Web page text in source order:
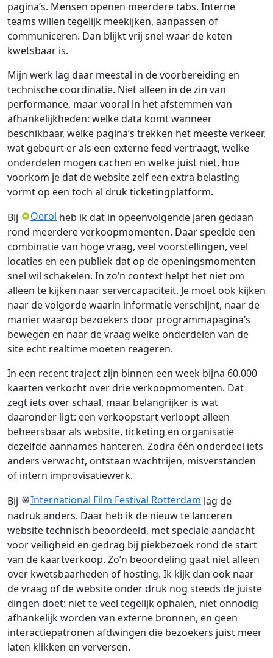
pagina’s. Mensen openen meerdere tabs. Interne
teams willen tegelijk meekijken, aanpassen of
communiceren. Dan blijkt vrij snel waar de keten
kwetsbaar is.
Mijn werk lag daar meestal in de voorbereiding en
technische coördinatie. Niet alleen in de zin van
performance, maar vooral in het afstemmen van
afhankelijkheden: welke data komt wanneer
beschikbaar, welke pagina’s trekken het meeste verkeer,
wat gebeurt er als een externe feed vertraagt, welke
onderdelen mogen cachen en welke juist niet, hoe
voorkom je dat de website zelf een extra belasting
vormt op een toch al druk ticketingplatform.
Bij
Oerol heb ik dat in opeenvolgende jaren gedaan
rond meerdere verkoopmomenten. Daar speelde een
combinatie van hoge vraag, veel voorstellingen, veel
locaties en een publiek dat op de openingsmomenten
snel wil schakelen. In zo’n context helpt het niet om
alleen te kijken naar servercapaciteit. Je moet ook kijken
naar de volgorde waarin informatie verschijnt, naar de
manier waarop bezoekers door programmapagina’s
bewegen en naar de vraag welke onderdelen van de
site echt realtime moeten reageren.
In een recent traject zijn binnen een week bijna 60.000
kaarten verkocht over drie verkoopmomenten. Dat
zegt iets over schaal, maar belangrijker is wat
daaronder ligt: een verkoopstart verloopt alleen
beheersbaar als website, ticketing en organisatie
dezelfde aannames hanteren. Zodra één onderdeel iets
anders verwacht, ontstaan wachtrijen, misverstanden
of intern improvisatiewerk.
Bij
International Film Festival Rotterdam lag de
nadruk anders. Daar heb ik de nieuw te lanceren
website technisch beoordeeld, met speciale aandacht
voor veiligheid en gedrag bij piekbezoek rond de start
van de kaartverkoop. Zo’n beoordeling gaat niet alleen
over kwetsbaarheden of hosting. Ik kijk dan ook naar
de vraag of de website onder druk nog steeds de juiste
dingen doet: niet te veel tegelijk ophalen, niet onnodig
afhankelijk worden van externe bronnen, en geen
interactiepatronen afdwingen die bezoekers juist meer
laten klikken en verversen.